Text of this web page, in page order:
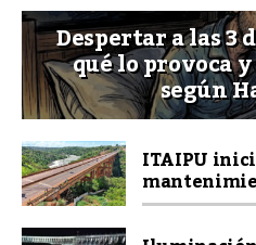
Despertar a las 3
qué lo provoca
según
ITAIPU